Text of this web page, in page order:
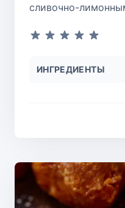
сливочно-
ИНГРЕДИЕНТЫ